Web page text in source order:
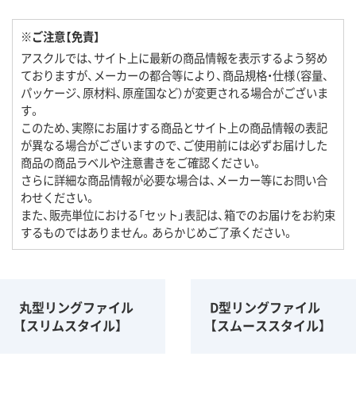
※ご注意【免責】
アスクルでは、サイト上に最新の商品情報を表示するよう努め
ておりますが、メーカーの都合等により、商品規格・仕様（容量、
パッケージ、原材料、原産国など）が変更される場合がございま
す。
このため、実際にお届けする商品とサイト上の商品情報の表記
が異なる場合がございますので、ご使用前には必ずお届けした
商品の商品ラベルや注意書きをご確認ください。
さらに詳細な商品情報が必要な場合は、メーカー等にお問い合
わせください。
また、販売単位における「セット」表記は、箱でのお届けをお約束
するものではありません。あらかじめご了承ください。
丸型リングファイル
【スリムスタイル】
D型リングファイル
【スムーススタイル】